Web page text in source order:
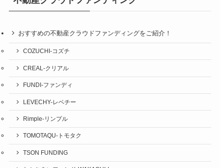
おすすめの不動産クラウドファンディングをご紹介！
COZUCHI-コズチ
CREAL-クリアル
FUNDI-ファンディ
LEVECHY-レベチー
Rimple-リンプル
TOMOTAQU-トモタク
TSON FUNDING